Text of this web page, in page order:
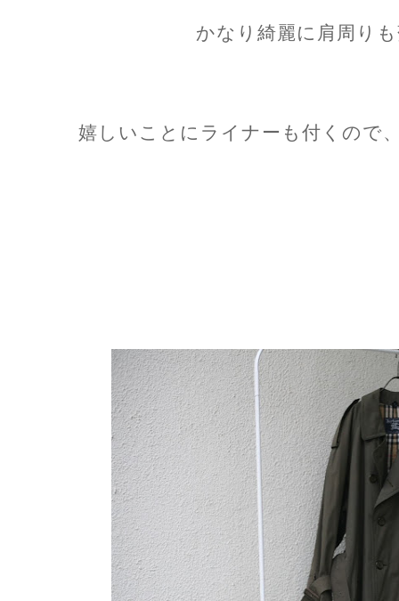
かなり綺麗に肩周り
嬉しいことにライナーも付くので